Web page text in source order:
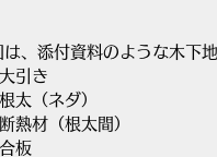
は、添付資料のような木下
引き
太（ネダ）
熱材（根太間）
板